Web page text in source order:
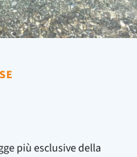
più esclusive della